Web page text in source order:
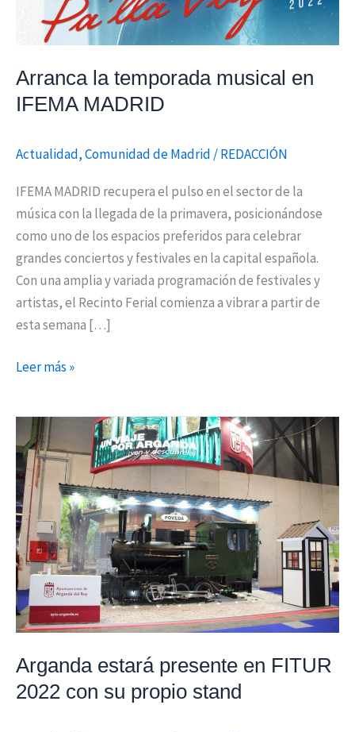
Arranca la temporada musical en
IFEMA MADRID
Actualidad,Comunidad de Madrid/REDACCIÓN
IFEMA MADRID recupera el pulso en el sector de la
música con la llegada de la primavera, posicionándose
como uno de los espacios preferidos para celebrar
grandes conciertos y festivales en la capital española.
Con una amplia y variada programación de festivales y
artistas, el Recinto Ferial comienza a vibrar a partir de
esta semana […]
Leer más »
Arganda estará presente en FITUR
2022 con su propio stand
Arganda
estará
presente
en
FITUR
2022
con
su
propio
stand